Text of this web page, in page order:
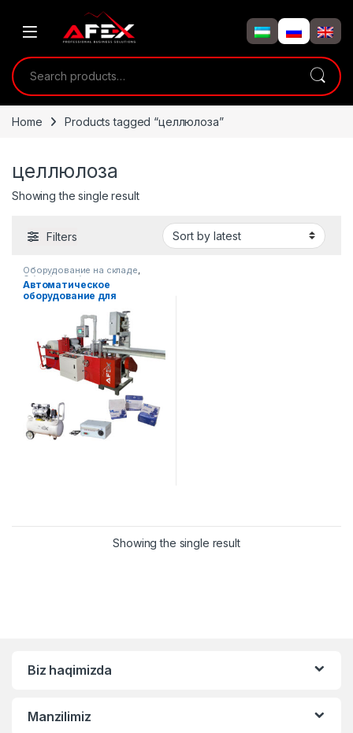
Search for:
Home Products tagged “целлюлоза”
целлюлоза
Showing the single result
Filters
Оборудование на складе,
Обработка бумаги
Автоматическое
оборудование для
салфеток (с сенсорной
панелью управления) AF-
B002
Showing the single result
Biz haqimizda
Manzilimiz